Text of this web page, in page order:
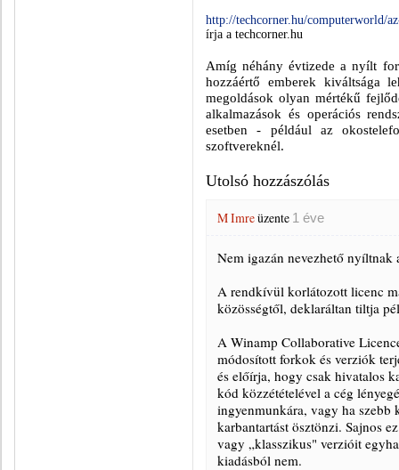
http://techcorner.hu/computerworld/
írja a techcorner.hu
Amíg néhány évtizede a nyílt
hozzáértő emberek kiváltsága
megoldások olyan mértékű
alkalmazások és operációs
esetben - például az
szoftvereknél.
Utolsó hozzászólás
M Imreüzente 1 éve
Nem igazán nevezhető nyíltnak
A rendkívül korlátozott licenc
közösségtől, deklaráltan tiltja
A Winamp Collaborative
módosított forkok és verziók
és előírja, hogy csak hivatalos
kód közzétételével a cég
ingyenmunkára, vagy ha szebb
karbantartást ösztönzi. Sajnos
vagy „klasszikus" verzióit
kiadásból nem.